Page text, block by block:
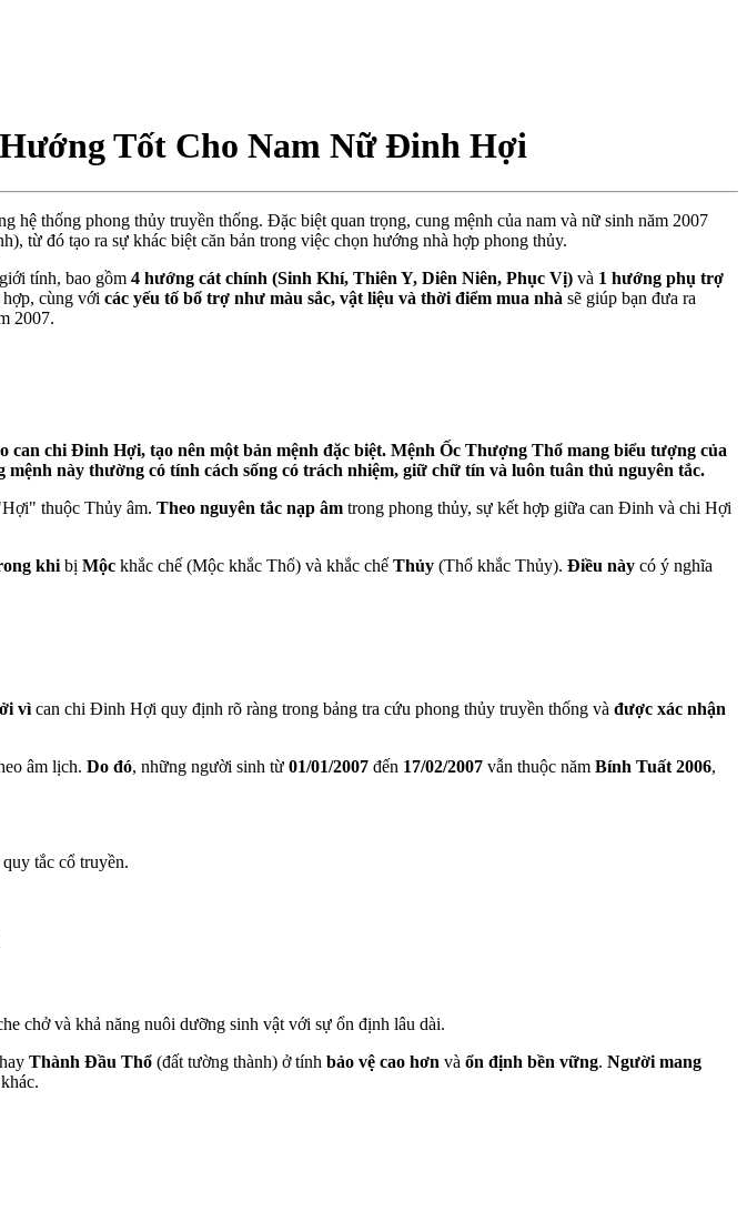
Tốt Cho Nam Nữ Đinh Hợi
thống phong thủy truyền thống. Đặc biệt quan trọng, cung mệnh của nam và nữ sinh năm 2007
từ đó tạo ra sự khác biệt căn bản trong việc chọn hướng nhà hợp phong thủy.
ới tính, bao gồm 4 hướng cát chính (Sinh Khí, Thiên Y, Diên Niên, Phục Vị) và 1 hướng phụ trợ
ợp, cùng với các yếu tố bổ trợ như màu sắc, vật liệu và thời điểm mua nhà sẽ giúp bạn đưa ra
2007.
can chi Đinh Hợi, tạo nên một bản mệnh đặc biệt. Mệnh Ốc Thượng Thổ mang biểu tượng của
này thường có tính cách sống có trách nhiệm, giữ chữ tín và luôn tuân thủ nguyên tắc.
thuộc Thủy âm. Theo nguyên tắc nạp âm trong phong thủy, sự kết hợp giữa can Đinh và chi Hợi
khi bị Mộc khắc chế (Mộc khắc Thổ) và khắc chế Thủy (Thổ khắc Thủy). Điều này có ý nghĩa
vì can chi Đinh Hợi quy định rõ ràng trong bảng tra cứu phong thủy truyền thống và được xác nhận
âm lịch. Do đó, những người sinh từ 01/01/2007 đến 17/02/2007 vẫn thuộc năm Bính Tuất 2006,
tắc cổ truyền.
chở và khả năng nuôi dưỡng sinh vật với sự ổn định lâu dài.
Thành Đầu Thổ (đất tường thành) ở tính bảo vệ cao hơn và ổn định bền vững. Người mang